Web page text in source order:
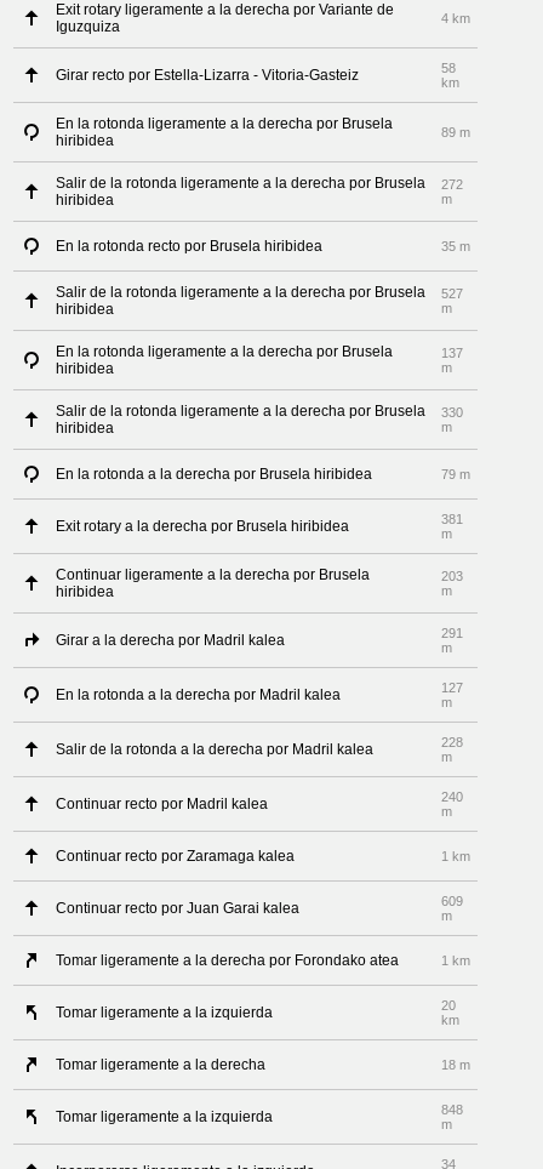
Exit rotary ligeramente a la derecha por Variante de
Iguzquiza
4 km
Girar recto por Estella-Lizarra - Vitoria-Gasteiz
58
km
En la rotonda ligeramente a la derecha por Brusela
hiribidea
89 m
Salir de la rotonda ligeramente a la derecha por Brusela
hiribidea
272
m
En la rotonda recto por Brusela hiribidea 35 m
Salir de la rotonda ligeramente a la derecha por Brusela
hiribidea
527
m
En la rotonda ligeramente a la derecha por Brusela
hiribidea
137
m
Salir de la rotonda ligeramente a la derecha por Brusela
hiribidea
330
m
En la rotonda a la derecha por Brusela hiribidea 79 m
Exit rotary a la derecha por Brusela hiribidea
381
m
Continuar ligeramente a la derecha por Brusela
hiribidea
203
m
Girar a la derecha por Madril kalea
291
m
En la rotonda a la derecha por Madril kalea
127
m
Salir de la rotonda a la derecha por Madril kalea
228
m
Continuar recto por Madril kalea
240
m
Continuar recto por Zaramaga kalea 1 km
Continuar recto por Juan Garai kalea
609
m
Tomar ligeramente a la derecha por Forondako atea 1 km
Tomar ligeramente a la izquierda
20
km
Tomar ligeramente a la derecha 18 m
Tomar ligeramente a la izquierda
848
m
34